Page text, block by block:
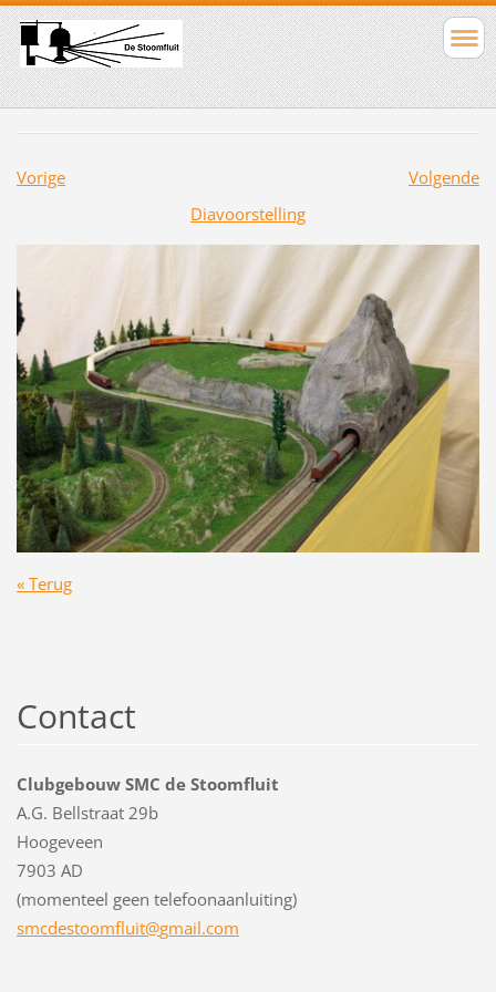
Vorige
Volgende
Diavoorstelling
« Terug
Contact
Clubgebouw SMC de Stoomfluit
A.G. Bellstraat 29b
Hoogeveen
7903 AD
(momenteel geen telefoonaanluiting)
smcdestoomfluit@gmail.com